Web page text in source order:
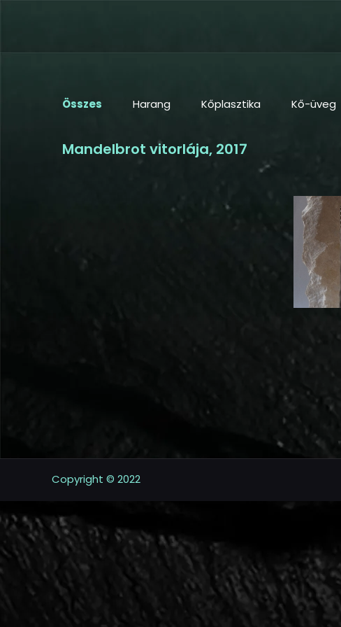
Összes Harang Kőplasztika Kő-üveg
Mandelbrot vitorlája, 2017
Copyright © 2022